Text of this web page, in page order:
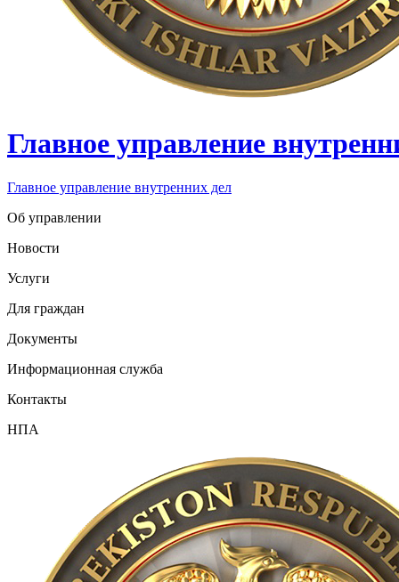
Главное управление
Главное управление внутренних дел
Об управлении
Новости
Услуги
Для граждан
Документы
Информационная служба
Контакты
НПА